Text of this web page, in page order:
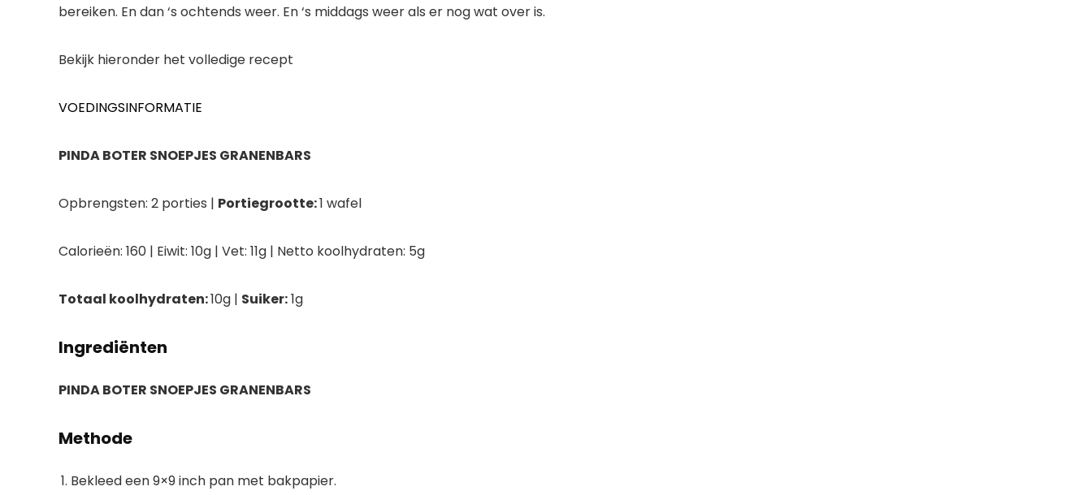
bereiken. En dan ‘s ochtends weer. En ‘s middags weer als er nog wat over is.
Bekijk hieronder het volledige recept
VOEDINGSINFORMATIE
PINDA BOTER SNOEPJES GRANENBARS
Opbrengsten: 2 porties | Portiegrootte:1 wafel
Calorieën: 160 | Eiwit: 10g | Vet: 11g | Netto koolhydraten: 5g
Totaal koolhydraten:10g | Suiker:1g
Ingrediënten
PINDA BOTER SNOEPJES GRANENBARS
Methode
Bekleed een 9×9 inch pan met bakpapier.